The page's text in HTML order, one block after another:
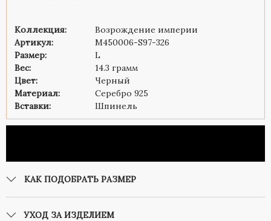
Коллекция:
Возрождение империи
Артикул:
M450006-S97-326
Размер:
L
Вес:
14.3 грамм
Цвет:
Черный
Материал:
Серебро 925
Вставки:
Шпинель
КАК ПОДОБРАТЬ РАЗМЕР
УХОД ЗА ИЗДЕЛИЕМ